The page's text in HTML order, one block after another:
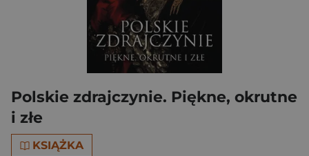
Polskie zdrajczynie. Piękne, okrutne
i złe
KSIĄŻKA